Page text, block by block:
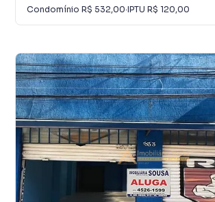
Condomínio R$ 532,00·IPTU R$ 120,00